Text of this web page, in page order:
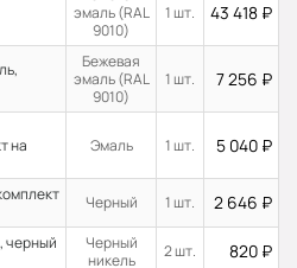
эмаль (RAL
9010)
1 шт. 43 418 ₽
Бежевая
эмаль (RAL
9010)
1 шт. 7 256 ₽
на
Эмаль 1 шт. 5 040 ₽
Черный 1 шт. 2 646 ₽
черный
Черный
никель
2 шт. 820 ₽